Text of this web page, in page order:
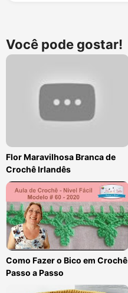
Você pode gostar!
Flor Maravilhosa Branca de
Crochê Irlandês
Como Fazer o Bico em Crochê
Passo a Passo